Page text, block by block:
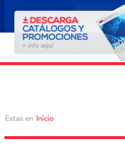
Estas en Inicio